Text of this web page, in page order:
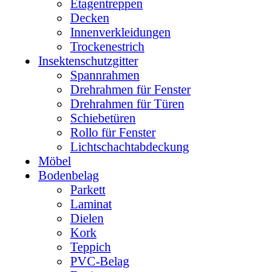
Etagentreppen
Decken
Innenverkleidungen
Trockenestrich
Insektenschutzgitter
Spannrahmen
Drehrahmen für Fenster
Drehrahmen für Türen
Schiebetüren
Rollo für Fenster
Lichtschachtabdeckung
Möbel
Bodenbelag
Parkett
Laminat
Dielen
Kork
Teppich
PVC-Belag